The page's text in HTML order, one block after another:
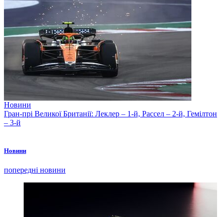
Новини
Гран-прі Великої Британії: Леклер – 1-й, Рассел – 2-й, Гемілтон
– 3-й
Новини
попередні новини